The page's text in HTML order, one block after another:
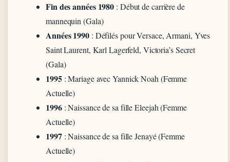
Fin des années 1980 : Début de carrière de
mannequin (Gala)
Années 1990: Défilés pour Versace, Armani, Yves
Saint Laurent, Karl Lagerfeld, Victoria’s Secret
(Gala)
1995: Mariage avec Yannick Noah (Femme
Actuelle)
1996: Naissance de sa fille Eleejah (Femme
Actuelle)
1997: Naissance de sa fille Jenayé (Femme
Actuelle)